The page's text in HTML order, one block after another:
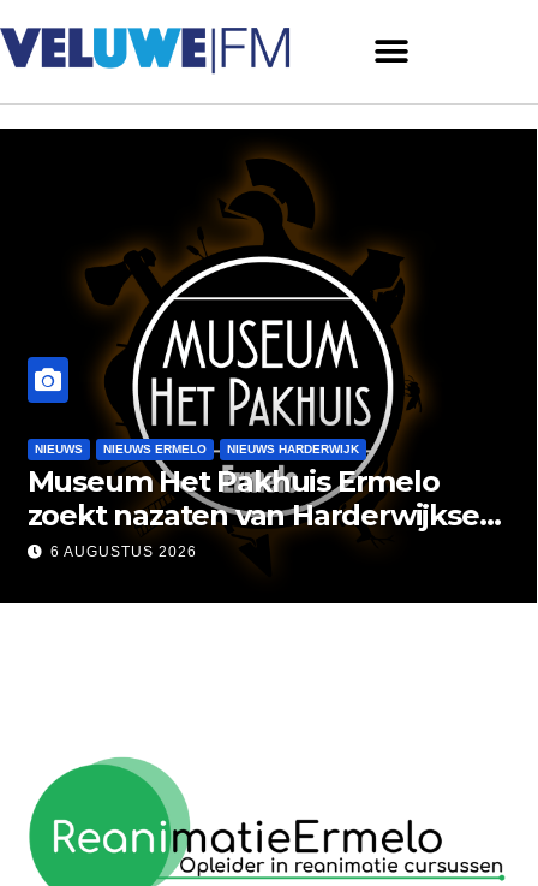
NIEUWS NIEUWS ERMELO NIEUWS HARDERWIJK
Museum Het Pakhuis Ermelo
zoekt nazaten van Harderwijkse
visser
6 AUGUSTUS 2026